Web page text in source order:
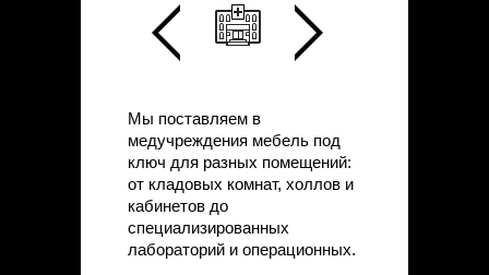
Мы поставляем в
медучреждения мебель под
ключ для разных помещений:
от кладовых комнат, холлов и
кабинетов до
специализированных
лабораторий и операционных.